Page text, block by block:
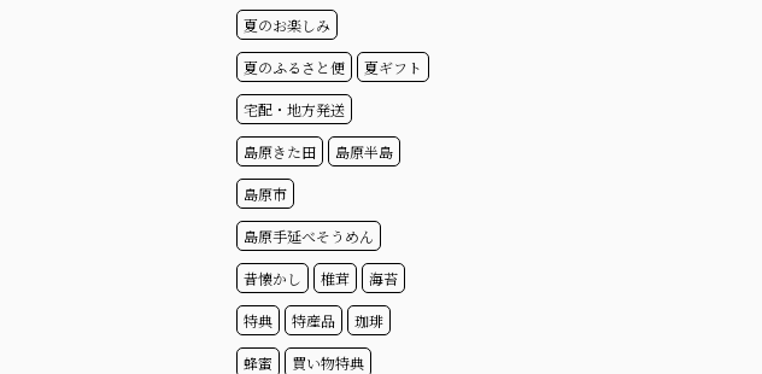
夏のお楽しみ
夏のふるさと便 夏ギフト
宅配・地方発送
島原きた田 島原半島
島原市
島原手延べそうめん
昔懐かし 椎茸 海苔
特典 特産品 珈琲
蜂蜜 買い物特典